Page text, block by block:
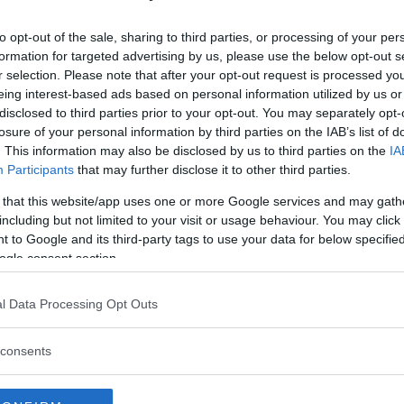
opt-out of the sale, sharing to third parties, or processing of your
for targeted advertising by us, please use the below opt-out
selection. Please note that after your opt-out request is processed
interest-based ads based on personal information utilized by us
to third parties prior to your opt-out. You may separately
of your personal information by third parties on the IAB’s list of
This information may also be disclosed by us to third parties on the
Participants that may further disclose it to other third parties.
that this website/app uses one or more Google services and may
but not limited to your visit or usage behaviour. You may
to Google and its third-party tags to use your data for below
consent section.
Data Processing Opt Outs
della loro acqua di cottura,
legno, insaporite e lasciate addensare la
di dentice per 10 minuti.
lo yogurt.
salsa di funghi a parte.
a leggere dopo la pubblicità
: lavate molto bene i resti di pesce,
in una pentola con le verdure
Unite una manciata di sale e portate
le impurità in superficie. Continuate
non ne produrrà più, quindi coprite
Ora unite il vino bianco e qualche granello